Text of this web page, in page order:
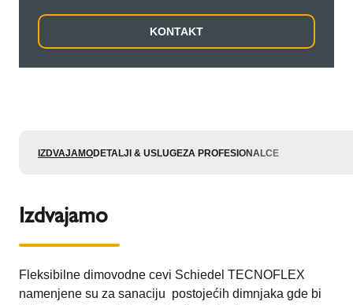
KONTAKT
IZDVAJAMODETALJI & USLUGEZA PROFESIONALCE
Izdvajamo
Fleksibilne dimovodne cevi Schiedel TECNOFLEX
namenjene su za sanaciju postojećih dimnjaka gde bi